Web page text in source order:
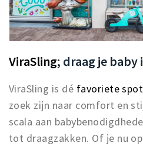
ViraSling; draag je baby
ViraSling is dé favoriete spot
zoek zijn naar comfort en
scala aan
tot draagzakken. Of je nu